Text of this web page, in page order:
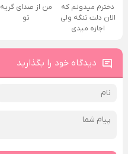
دخترم میدونم که
الان دلت تنگه ولی
اجازه میدی
من از صدای گريه
تو
دیدگاه خود را بگذارید